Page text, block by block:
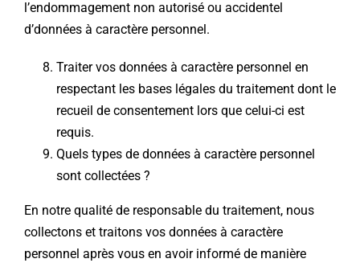
l’endommagement non autorisé ou accidentel
d’données à caractère personnel.
Traiter vos données à caractère personnel en
respectant les bases légales du traitement dont le
recueil de consentement lors que celui-ci est
requis.
Quels types de données à caractère personnel
sont collectées ?
En notre qualité de responsable du traitement, nous
collectons et traitons vos données à caractère
personnel après vous en avoir informé de manière